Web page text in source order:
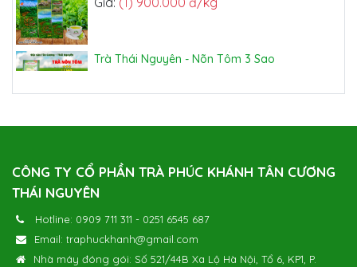
(1) 600.000 đ/kg
Trà Thái Nguyên - Hiệu Nhãn Đỏ
Giá: (1) 750.000 đ
CÔNG TY CỔ PHẦN TRÀ PHÚC KHÁNH TÂN CƯƠNG
THÁI NGUYÊN
Hotline: 0909 711 311 - 0251 6545 687
Email: traphuckhanh@gmail.com
Nhà máy đóng gói: Số 521/44B Xa Lộ Hà Nội, Tổ 6, KP1, P.